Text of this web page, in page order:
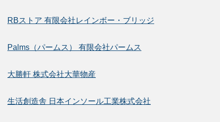
RBストア 有限会社レインボー・ブリッジ
Palms（パームス） 有限会社パームス
大勝軒 株式会社大華物産
生活創造舎 日本インソール工業株式会社